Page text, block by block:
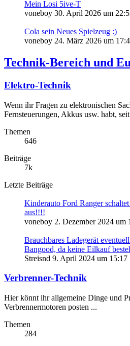
Mein Losi 5ive-T
voneboy 30. April 2026 um
Cola sein Neues Spielzeug :)
voneboy 24. März 2026 um
Technik-Bereich und
Elektro-Technik
Wenn ihr Fragen zu elektronischen
Fernsteuerungen, Akkus usw. habt,
Themen
646
Beiträge
7k
Letzte Beiträge
Kinderauto Ford Ranger
aus!!!!
voneboy 2. Dezember 2024 um
Brauchbares Ladegerät
Bangood, da keine Eilkauf
Streisnd 9. April 2024 um 15:17
Verbrenner-Technik
Hier könnt ihr allgemeine Dinge und
Verbrennermotoren posten ...
Themen
284